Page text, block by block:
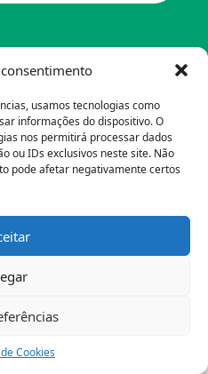
usamos tecnologias como
informações do dispositivo. O
nos permitirá processar dados
ou IDs exclusivos neste site. Não
pode afetar negativamente certos
Cookies
Somos
de Ajudar
Sociais